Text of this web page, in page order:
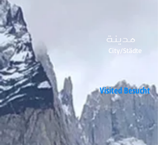
City/Städte
مدينة
Visited Besucht